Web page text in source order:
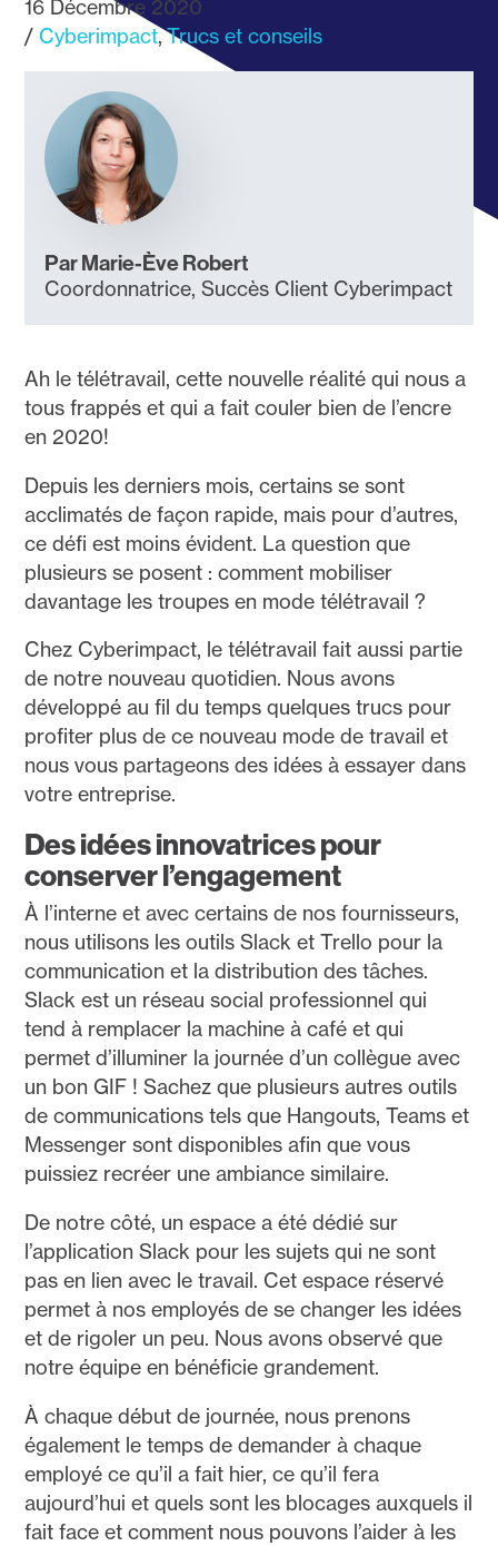
16 Décembre 2020
Cyberimpact Trucs et conseils
Par Marie-Ève Robert
Coordonnatrice, Succès Client Cyberimpact
Ah le télétravail, cette nouvelle réalité qui nous a
tous frappés et qui a fait couler bien de l’encre
en 2020!
Depuis les derniers mois, certains se sont
acclimatés de façon rapide, mais pour d’autres,
ce défi est moins évident. La question que
plusieurs se posent : comment mobiliser
davantage les troupes en mode télétravail ?
Chez Cyberimpact, le télétravail fait aussi partie
de notre nouveau quotidien. Nous avons
développé au fil du temps quelques trucs pour
profiter plus de ce nouveau mode de travail et
nous vous partageons des idées à essayer dans
votre entreprise.
Des idées innovatrices pour
conserver l’engagement
À l’interne et avec certains de nos fournisseurs,
nous utilisons les outils Slack et Trello pour la
communication et la distribution des tâches.
Slack est un réseau social professionnel qui
tend à remplacer la machine à café et qui
permet d’illuminer la journée d’un collègue avec
un bon GIF ! Sachez que plusieurs autres outils
de communications tels que Hangouts, Teams et
Messenger sont disponibles afin que vous
puissiez recréer une ambiance similaire.
De notre côté, un espace a été dédié sur
l’application Slack pour les sujets qui ne sont
pas en lien avec le travail. Cet espace réservé
permet à nos employés de se changer les idées
et de rigoler un peu. Nous avons observé que
notre équipe en bénéficie grandement.
À chaque début de journée, nous prenons
également le temps de demander à chaque
employé ce qu’il a fait hier, ce qu’il fera
aujourd’hui et quels sont les blocages auxquels il
fait face et comment nous pouvons l’aider à les